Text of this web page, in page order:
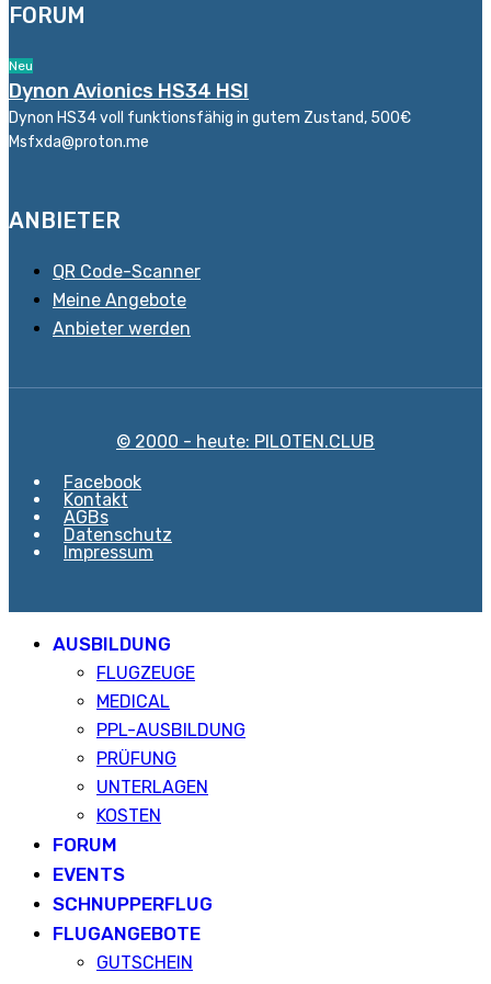
FORUM
Neu
Dynon Avionics HS34 HSI
Dynon HS34 voll funktionsfähig in gutem Zustand, 500€
Msfxda@proton.me
ANBIETER
QR Code-Scanner
Meine Angebote
Anbieter werden
© 2000 - heute: PILOTEN.CLUB
Facebook
Kontakt
AGBs
Datenschutz
Impressum
AUSBILDUNG
FLUGZEUGE
MEDICAL
PPL-AUSBILDUNG
PRÜFUNG
UNTERLAGEN
KOSTEN
FORUM
EVENTS
SCHNUPPERFLUG
FLUGANGEBOTE
GUTSCHEIN